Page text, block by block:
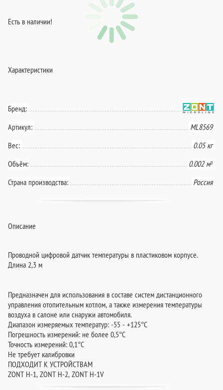
Есть в наличии!
Характеристики
Бренд:
Артикул:
ML8569
Вес:
0.05 кг
Объём:
0.002 м³
Страна производства:
Россия
Описание
Проводной цифровой датчик температуры в пластиковом корпусе.
Длина 2,3 м
Предназначен для использования в составе систем дистанционного
управления отопительным котлом, а также измерения температуры
воздуха в салоне или снаружи автомобиля.
Диапазон измеряемых температур: -55 - +125°C
Погрешность измерений: не более 0,5°C
Точность измерений: 0,1°C
Не требует калибровки
ПОДХОДИТ К УСТРОЙСТВАМ
ZONT H-1, ZONT H-2, ZONT H-1V